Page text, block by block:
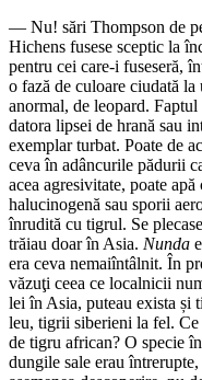
— Nu! sări Thompson de
Hichens fusese sceptic la
pentru cei care-i fuseseră,
o fază de culoare ciudată
anormal, de leopard. Faptul
datora lipsei de hrană sau
exemplar turbat. Poate de
ceva în adâncurile pădurii
acea agresivitate, poate
halucinogenă sau sporii
înrudită cu tigrul. Se
trăiau doar în Asia. Nunda
era ceva nemaiîntâlnit. În
văzuţi ceea ce localnicii
lei în Asia, puteau exista și
leu, tigrii siberieni la fel. Ce
de tigru african? O specie
dungile sale erau